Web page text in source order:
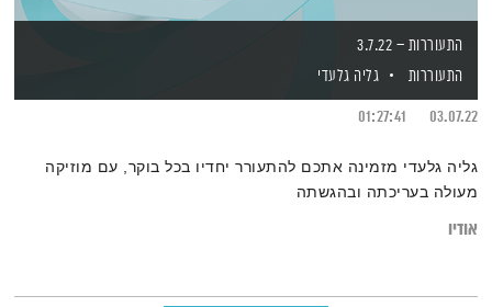
התעוררות – 3.7.22
התעוררות
גליה גלעדי
03.07.22
01:27:41
גליה גלעדי מזמינה אתכם להתעורר יחדיו בכל בוקר, עם מוזיקה
מעולה בעריכתה ובהגשתה
אודיו